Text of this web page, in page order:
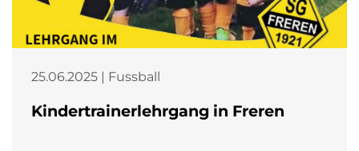
25.06.2025 | Fussball
Kindertrainerlehrgang in Freren